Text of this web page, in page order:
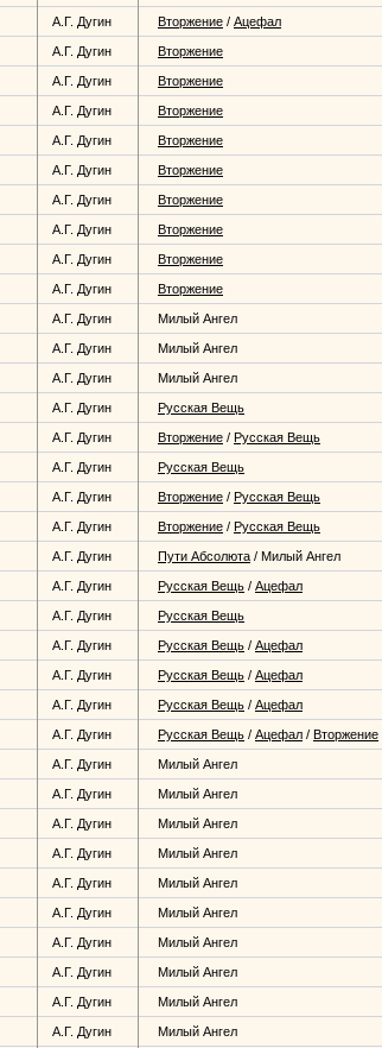
А.Г. Дугин Вторжение / Ацефал
А.Г. Дугин Вторжение
А.Г. Дугин Вторжение
А.Г. Дугин Вторжение
А.Г. Дугин Вторжение
А.Г. Дугин Вторжение
А.Г. Дугин Вторжение
А.Г. Дугин Вторжение
А.Г. Дугин Вторжение
А.Г. Дугин Вторжение
А.Г. Дугин Милый Ангел
А.Г. Дугин Милый Ангел
А.Г. Дугин Милый Ангел
А.Г. Дугин Русская Вещь
А.Г. Дугин Вторжение / Русская Вещь
А.Г. Дугин Русская Вещь
А.Г. Дугин Вторжение / Русская Вещь
А.Г. Дугин Вторжение / Русская Вещь
А.Г. Дугин Пути Абсолюта / Милый Ангел
А.Г. Дугин Русская Вещь / Ацефал
А.Г. Дугин Русская Вещь
А.Г. Дугин Русская Вещь / Ацефал
А.Г. Дугин Русская Вещь / Ацефал
А.Г. Дугин Русская Вещь / Ацефал
А.Г. Дугин Русская Вещь / Ацефал / Вторжение
А.Г. Дугин Милый Ангел
А.Г. Дугин Милый Ангел
А.Г. Дугин Милый Ангел
А.Г. Дугин Милый Ангел
А.Г. Дугин Милый Ангел
А.Г. Дугин Милый Ангел
А.Г. Дугин Милый Ангел
А.Г. Дугин Милый Ангел
А.Г. Дугин Милый Ангел
А.Г. Дугин Милый Ангел